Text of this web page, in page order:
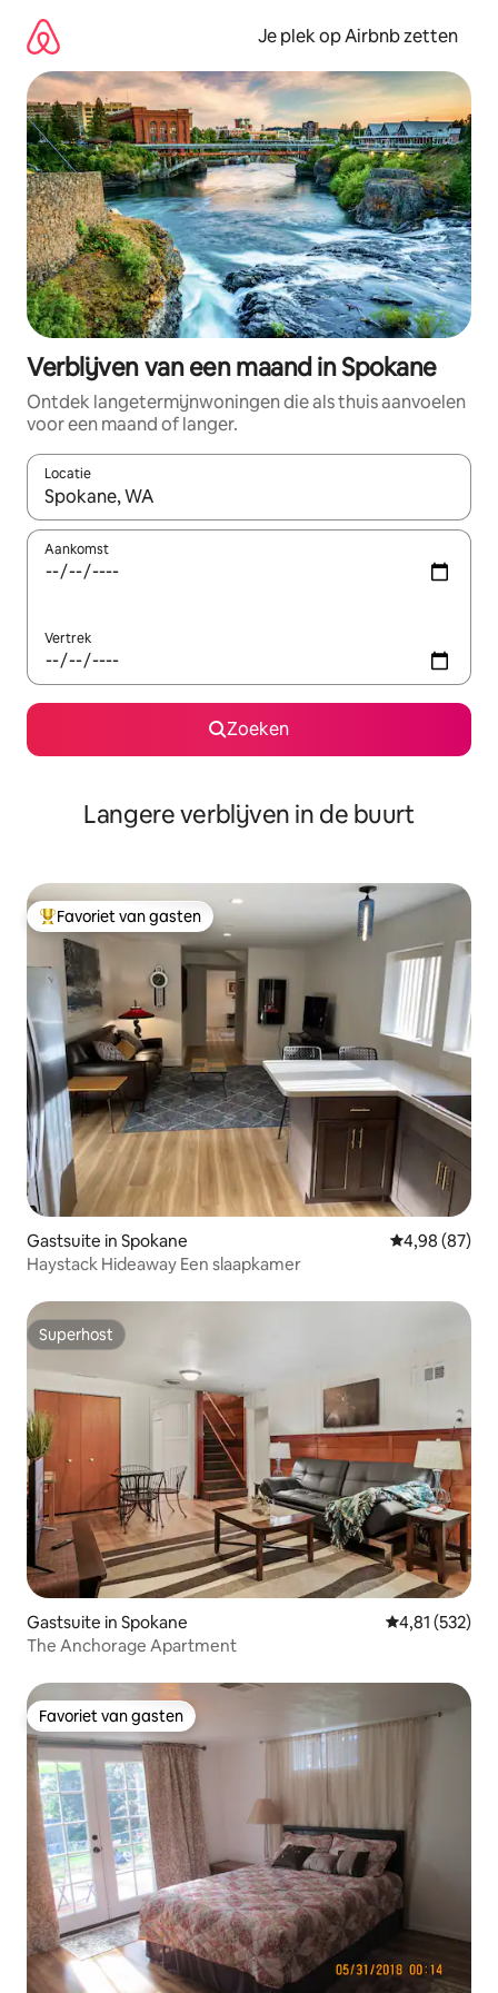
direct
naar
inhoud
Je plek op Airbnb zetten
Verblijven van een maand in Spokane
Ontdek langetermijnwoningen die als thuis aanvoelen
voor een maand of langer.
Locatie
Wanneer er resultaten beschikbaar zijn, maak je een keuze
Aankomst
Vertrek
Zoeken
Langere verblijven in de buurt
Topfavoriet van gasten
Favoriet van gasten
Gastsuite in Spokane Gemiddelde
4,98 (87)
Haystack Hideaway Een slaapkamer
Superhost
Superhost
Gastsuite in Spokane Gemiddelde
4,81 (532)
The Anchorage Apartment
Favoriet van gasten
Favoriet van gasten